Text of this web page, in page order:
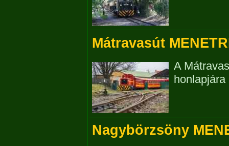
Mátravasút
A
Nagybörzsöny